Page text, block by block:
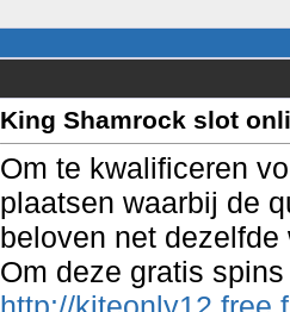
King Shamrock slot
Om te kwalificeren
plaatsen waarbij de
beloven net
Om deze gratis